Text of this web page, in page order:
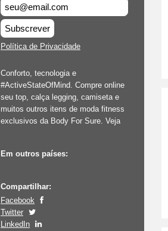
Subscrever
Política de Privacidade
Conforto, tecnologia e
#ActiveStateOfMind. Compre online
seu top, calça legging, camiseta e
muitos outros itens de moda fitness
exclusivos da Body For Sure. Veja
Em outros países:
Compartilhar:
Facebook
Twitter
LinkedIn